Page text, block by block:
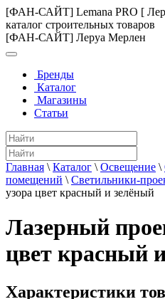
[ФАН-САЙТ] Lemana PRO [
каталог строительных товаров
[ФАН-САЙТ] Леруа Мерлен
Бренды
Каталог
Магазины
Статьи
Главная \ Каталог \ Освещение \
помещений \ Светильники-
узора цвет красный и зелёный
Лазерный
цвет красный
Характеристики